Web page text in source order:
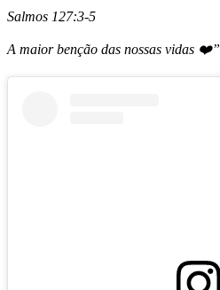
Salmos 127:3-5
A maior benção das nossas vidas ❤️”